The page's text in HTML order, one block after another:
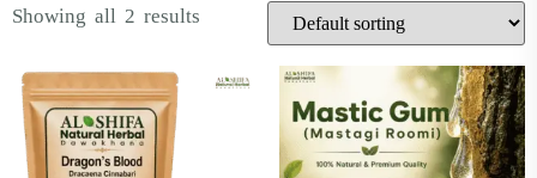
Showing all 2 results